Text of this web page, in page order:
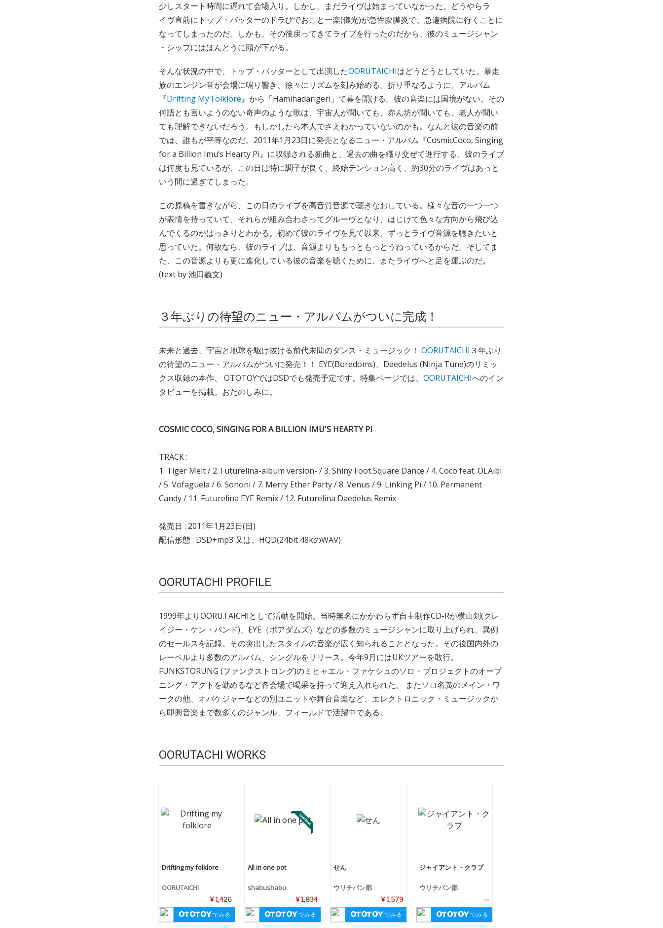
少しスタート時間に遅れて会場入り。しかし、まだライヴは始まっていなかった。どうやらラ
イヴ直前にトップ・バッターのドラびでおこと一楽(儀光)が急性腹膜炎で、急遽病院に行くことに
なってしまったのだ。しかも、その後戻ってきてライブを行ったのだから、彼のミュージシャン
・シップにはほんとうに頭が下がる。
そんな状況の中で、トップ・バッターとして出演したOORUTAICHIはどうどうとしていた。暴走
族のエンジン音が会場に鳴り響き、徐々にリズムを刻み始める。折り重なるように、アルバム
『Drifting My Folklore』から「Hamihadarigeri」で幕を開ける。彼の音楽には国境がない。その
何語とも言いようのない奇声のような歌は、宇宙人が聞いても、赤ん坊が聞いても、老人が聞い
ても理解できないだろう。もしかしたら本人でさえわかっていないのかも。なんと彼の音楽の前
では、誰もが平等なのだ。2011年1月23日に発売となるニュー・アルバム『CosmicCoco, Singing
for a Billion Imu’s Hearty Pi』に収録される新曲と、過去の曲を織り交ぜて進行する。彼のライブ
は何度も見ているが、この日は特に調子が良く、終始テンション高く、約30分のライヴはあっと
いう間に過ぎてしまった。
この原稿を書きながら、この日のライブを高音質音源で聴きなおしている。様々な音の一つ一つ
が表情を持っていて、それらが組み合わさってグルーヴとなり、はじけて色々な方向から飛び込
んでくるのがはっきりとわかる。初めて彼のライヴを見て以来、ずっとライヴ音源を聴きたいと
思っていた。何故なら、彼のライブは、音源よりももっともっとうねっているからだ。そしてま
た、この音源よりも更に進化している彼の音楽を聴くために、またライヴへと足を運ぶのだ。
(text by 池田義文)
３年ぶりの待望のニュー・アルバムがついに完成！
未来と過去、宇宙と地球を駆け抜ける前代未聞のダンス・ミュージック！ OORUTAICHI ３年ぶり
の待望のニュー・アルバムがついに発売！！ EYE(Boredoms)、Daedelus (Ninja Tune)のリミッ
クス収録の本作、 OTOTOYではDSDでも発売予定です。特集ページでは、 OORUTAICHIへのイン
タビューを掲載。おたのしみに。
COSMIC COCO, SINGING FOR A BILLION IMU'S HEARTY PI
TRACK :
1. Tiger Melt / 2. Futurelina-album version- / 3. Shiny Foot Square Dance / 4. Coco feat. OLAibi
/ 5. Vofaguela / 6. Sononi / 7. Merry Ether Party / 8. Venus / 9. Linking Pi / 10. Permanent
Candy / 11. Futurelina EYE Remix / 12. Futurelina Daedelus Remix
発売日 : 2011年1月23日(日)
配信形態 : DSD+mp3 又は、HQD(24bit 48kのWAV)
OORUTACHI PROFILE
1999年よりOORUTAICHIとして活動を開始。当時無名にかかわらず自主制作CD-Rが横山剣(クレ
イジー・ケン・バンド)、EYE（ボアダムズ）などの多数のミュージシャンに取り上げられ、異例
のセールスを記録。その突出したスタイルの音楽が広く知られることとなった。その後国内外の
レーベルより多数のアルバム、シングルをリリース。今年9月にはUKツアーを敢行。
FUNKSTORUNG (ファンクストロング)のミヒャエル・ファケシュのソロ・プロジェクトのオープ
ニング・アクトを勤めるなど各会場で喝采を持って迎え入れられた。 またソロ名義のメイン・ワ
ークの他、オバケジャーなどの別ユニットや舞台音楽など、エレクトロニック・ミュージックか
ら即興音楽まで数多くのジャンル、フィールドで活躍中である。
OORUTACHI WORKS
Drifting my folklore
OORUTAICHI
¥ 1,426
でみる
All in one pot
shabushabu
¥ 1,834
でみる
せん
ウリチパン郡
¥ 1,579
でみる
ジャイアント・クラブ
ウリチパン郡
—
でみる